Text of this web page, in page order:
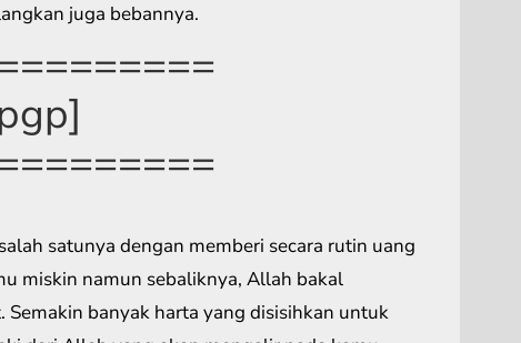
juga bebannya.
satunya dengan memberi secara rutin uang
miskin namun sebaliknya, Allah bakal
banyak harta yang disisihkan untuk